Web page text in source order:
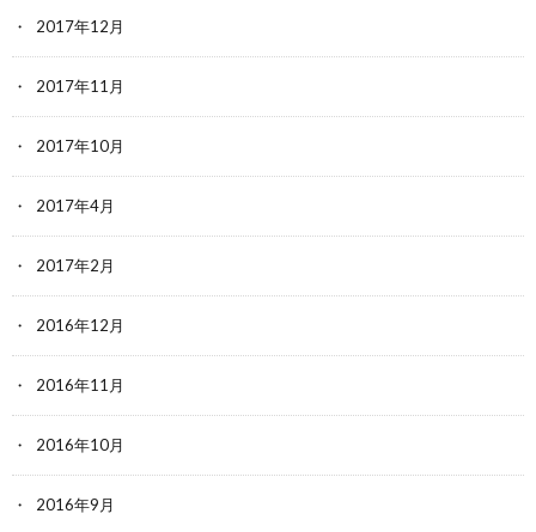
2017年12月
2017年11月
2017年10月
2017年4月
2017年2月
2016年12月
2016年11月
2016年10月
2016年9月